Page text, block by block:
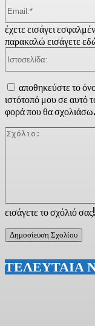
εισάγετε το σχόλιό σας!
έχετε εισάγει
παρακαλώ εισάγετε
αποθηκεύστε το
ιστότοπό μου σε αυτό
φορά που θα σχολιάσω.
ΤΕΛΕΥΤΑΙΑ